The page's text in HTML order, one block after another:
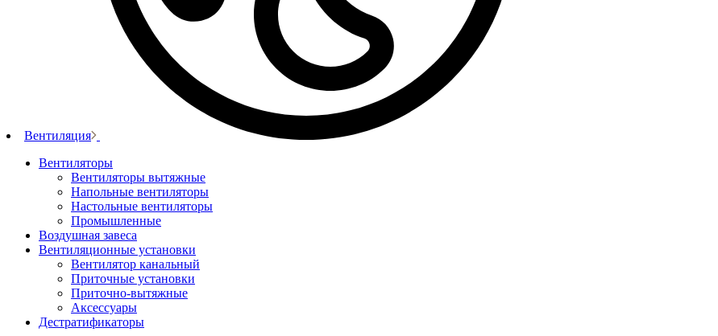
Вентиляция
Вентиляторы
Вентиляторы вытяжные
Напольные вентиляторы
Настольные вентиляторы
Промышленные
Воздушная завеса
Вентиляционные установки
Вентилятор канальный
Приточные установки
Приточно-вытяжные
Аксессуары
Дестратификаторы